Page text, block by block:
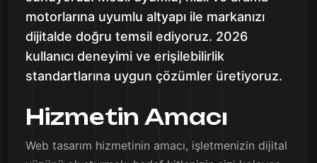
motorlarına uyumlu altyapı ile markanızı
dijitalde doğru temsil ediyoruz. 2026
kullanıcı deneyimi ve erişilebilirlik
standartlarına uygun çözümler üretiyoruz.
Hizmetin Amacı
Web tasarım hizmetinin amacı, işletmenizin dijital